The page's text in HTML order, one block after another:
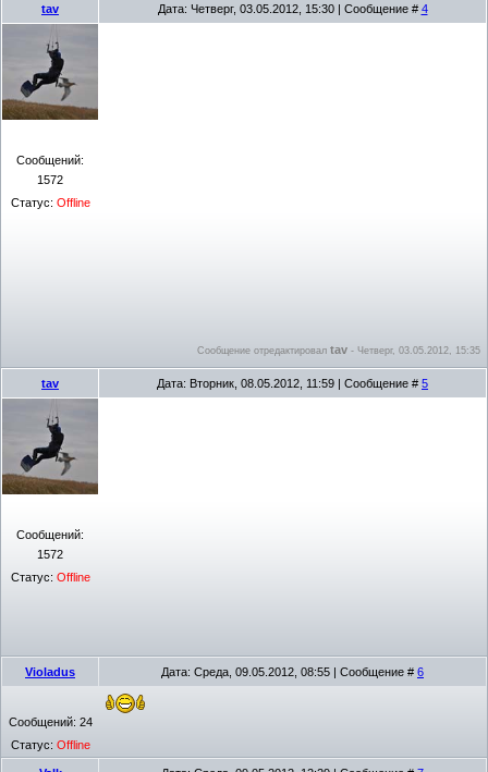
tav Дата: Четверг, 03.05.2012, 15:30 | Сообщение # 4
Сообщений:
1572
Статус: Offline
Сообщение отредактировал tav - Четверг, 03.05.2012, 15:35
tav Дата: Вторник, 08.05.2012, 11:59 | Сообщение # 5
Сообщений:
1572
Статус: Offline
Violadus Дата: Среда, 09.05.2012, 08:55 | Сообщение # 6
Сообщений: 24
Статус: Offline